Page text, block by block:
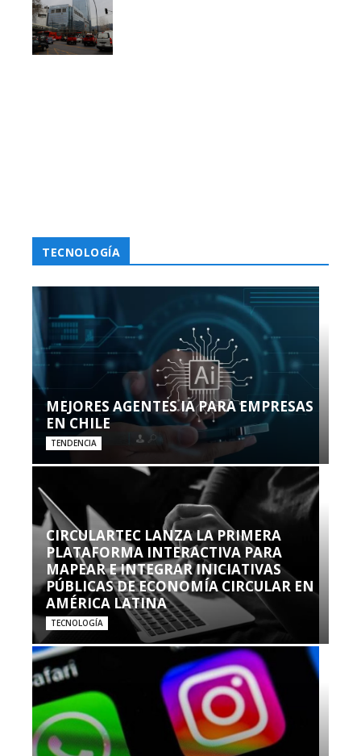
TECNOLOGÍA
MEJORES AGENTES IA PARA EMPRESAS
EN CHILE
TENDENCIA
CIRCULARTEC LANZA LA PRIMERA
PLATAFORMA INTERACTIVA PARA
MAPEAR E INTEGRAR INICIATIVAS
PÚBLICAS DE ECONOMÍA CIRCULAR EN
AMÉRICA LATINA
TECNOLOGÍA